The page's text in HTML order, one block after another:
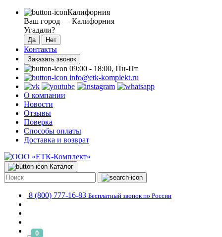
Калифорния
Ваш город — Калифорния
Угадали?
Контакты
Заказать звонок
09:00 - 18:00, Пн-Пт
info@etk-komplekt.ru
О компании
Новости
Отзывы
Поверка
Способы оплаты
Доставка и возврат
Каталог
8 (800) 777-16-83 Бесплатный звонок по России
0